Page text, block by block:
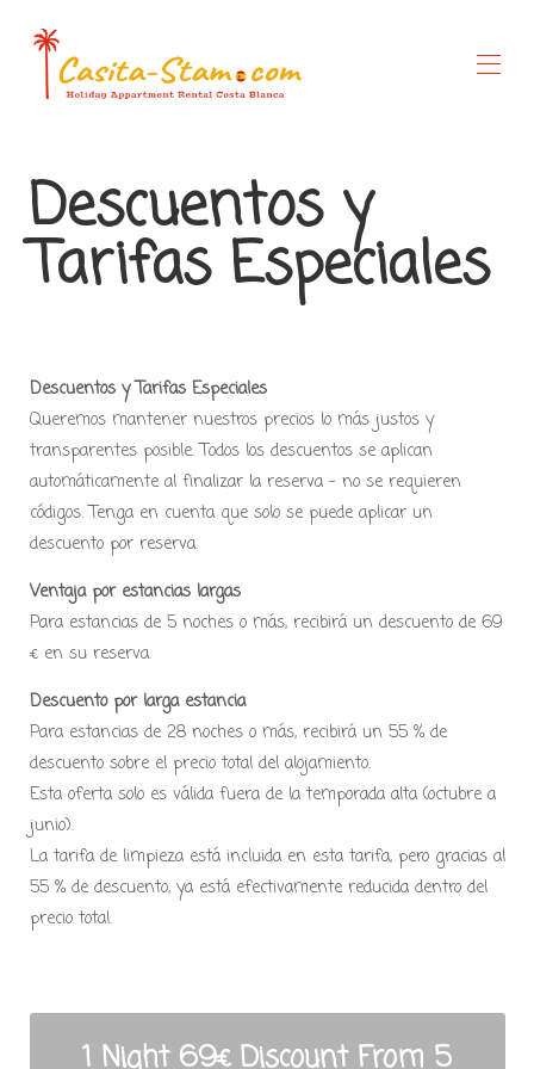
Descripción general
Galería
Tarifas
Ofertas especiales
Disponibilidad
Descuentos y
Tarifas Especiales
Descuentos y Tarifas Especiales
Queremos mantener nuestros precios lo más justos y
transparentes posible. Todos los descuentos se aplican
automáticamente al finalizar la reserva – no se requieren
códigos. Tenga en cuenta que solo se puede aplicar un
descuento por reserva.
Ventaja por estancias largas
Para estancias de 5 noches o más, recibirá un descuento de 69
€ en su reserva.
Descuento por larga estancia
Para estancias de 28 noches o más, recibirá un 55 % de
descuento sobre el precio total del alojamiento.
Esta oferta solo es válida fuera de la temporada alta (octubre a
junio).
La tarifa de limpieza está incluida en esta tarifa, pero gracias al
55 % de descuento, ya está efectivamente reducida dentro del
precio total.
1 Night 69€ Discount From 5